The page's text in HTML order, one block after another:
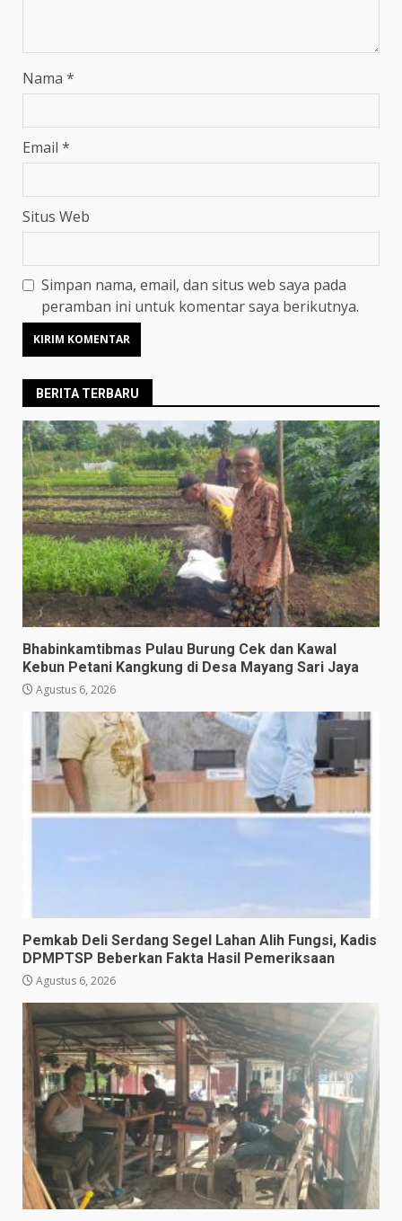
Nama *
Email *
Situs Web
Simpan nama, email, dan situs web saya pada
peramban ini untuk komentar saya berikutnya.
BERITA TERBARU
Bhabinkamtibmas Pulau Burung Cek dan Kawal
Kebun Petani Kangkung di Desa Mayang Sari Jaya
Agustus 6, 2026
Pemkab Deli Serdang Segel Lahan Alih Fungsi, Kadis
DPMPTSP Beberkan Fakta Hasil Pemeriksaan
Agustus 6, 2026